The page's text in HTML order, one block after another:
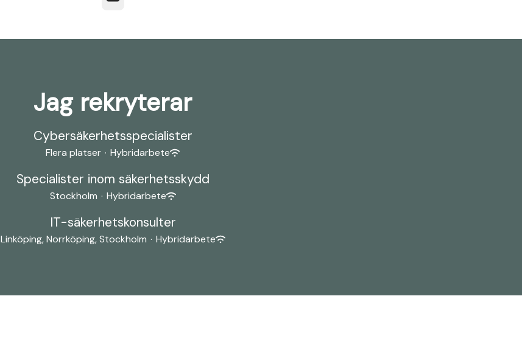
Jag rekryterar
Cybersäkerhetsspecialister
Flera platser · Hybridarbete
Specialister inom säkerhetsskydd
Stockholm · Hybridarbete
IT-säkerhetskonsulter
Linköping, Norrköping, Stockholm · Hybridarbete